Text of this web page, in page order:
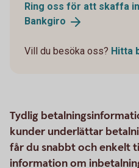
Ring oss för att skaffa
Bankgiro
Vill du besöka oss? Hitta
Tydlig
kunder underlättar
får du snabbt och enkelt
information om